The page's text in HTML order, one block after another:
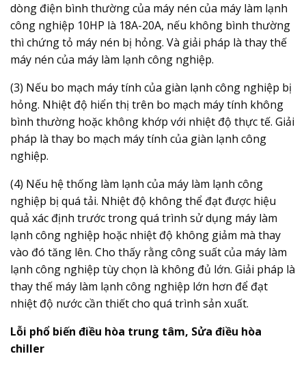
dòng điện bình thường của máy nén của máy làm lạnh
công nghiệp 10HP là 18A-20A, nếu không bình thường
thì chứng tỏ máy nén bị hỏng. Và giải pháp là thay thế
máy nén của máy làm lạnh công nghiệp.
(3) Nếu bo mạch máy tính của giàn lạnh công nghiệp bị
hỏng. Nhiệt độ hiển thị trên bo mạch máy tính không
bình thường hoặc không khớp với nhiệt độ thực tế. Giải
pháp là thay bo mạch máy tính của giàn lạnh công
nghiệp.
(4) Nếu hệ thống làm lạnh của máy làm lạnh công
nghiệp bị quá tải. Nhiệt độ không thể đạt được hiệu
quả xác định trước trong quá trình sử dụng máy làm
lạnh công nghiệp hoặc nhiệt độ không giảm mà thay
vào đó tăng lên. Cho thấy rằng công suất của máy làm
lạnh công nghiệp tùy chọn là không đủ lớn. Giải pháp là
thay thế máy làm lạnh công nghiệp lớn hơn để đạt
nhiệt độ nước cần thiết cho quá trình sản xuất.
Lỗi phổ biến điều hòa trung tâm, Sửa điều hòa
chiller